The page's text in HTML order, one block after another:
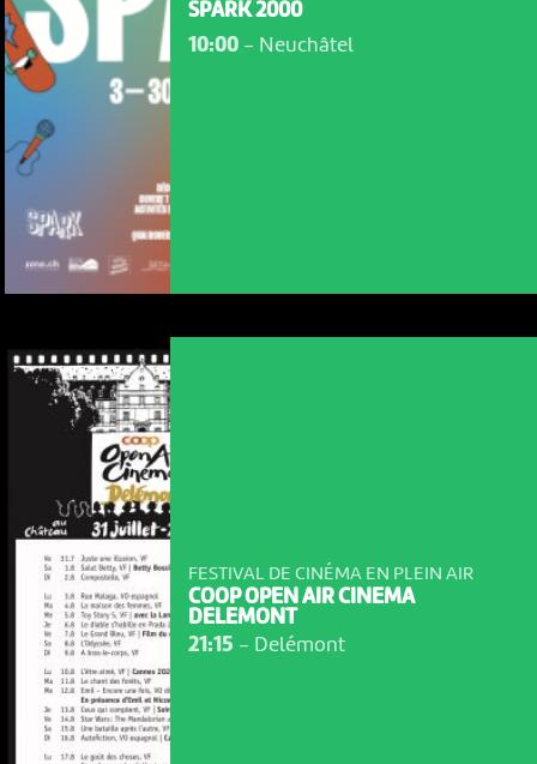
SPARK 2000
10:00- Neuchâtel
FESTIVAL DE CINÉMA EN PLEIN AIR
COOP OPEN AIR CINEMA
DELEMONT
21:15 - Delémont